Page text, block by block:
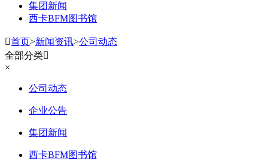
集团新闻
西卡BFM图书馆
首页>新闻资讯>公司动态
全部分类
×
公司动态
企业公告
集团新闻
西卡BFM图书馆